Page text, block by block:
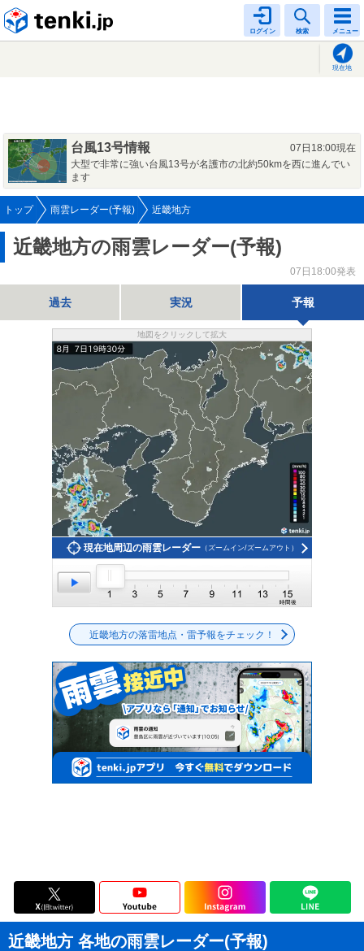
ログイン 検索 メニュー
現在地
台風13号情報
07日18:00現在
大型で非常に強い台風13号が名護市の北約50kmを西に進んでい
ます
トップ 雨雲レーダー(予報) 近畿地方
近畿地方の雨雲レーダー(予報)
07日18:00発表
過去 実況 予報
地図をクリックして拡大
現在地周辺の雨雲レーダー（ズームイン/ズームアウト）
近畿地方の落雷地点・雷予報をチェック！
近畿地方 各地の雨雲レーダー(予報)